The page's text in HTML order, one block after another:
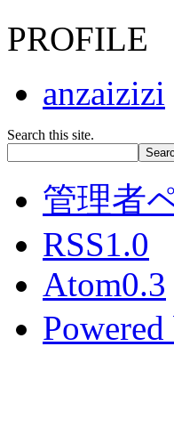
PROFILE
anzaizizi
Search this site.
管理者
RSS1.0
Atom0.3